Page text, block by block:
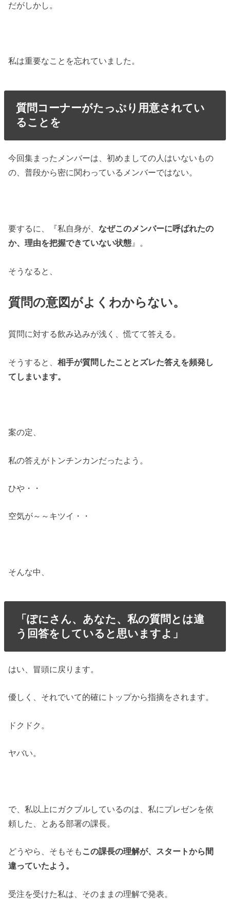
だがしかし。
私は重要なことを忘れていました。
質問コーナーがたっぷり用意されてい
ることを
今回集まったメンバーは、初めましての人はいないもの
の、普段から密に関わっているメンバーではない。
要するに、『私自身が、なぜこのメンバーに呼ばれたの
か、理由を把握できていない状態 』。
そうなると、
質問の意図がよくわからない。
質問に対する飲み込みが浅く、慌てて答える。
そうすると、相手が質問したこととズレた答えを頻発し
てしまいます。
案の定、
私の答えがトンチンカンだったよう。
ひや・・
空気が～～キツイ・・
そんな中、
「ぽにさん、あなた、私の質問とは違
う回答をしていると思いますよ」
はい、冒頭に戻ります。
優しく、それでいて的確にトップから指摘をされます。
ドクドク。
ヤバい。
で、私以上にガクブルしているのは、私にプレゼンを依
頼した、とある部署の課長。
どうやら、そもそも この課長の理解が、スタートから間
違っていたよう。
受注を受けた私は、そのままの理解で発表。